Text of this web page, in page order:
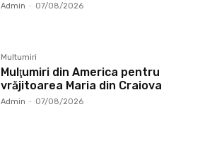
Admin - 07/08/2026
Multumiri
Mulţumiri din America pentru
vrăjitoarea Maria din Craiova
Admin - 07/08/2026